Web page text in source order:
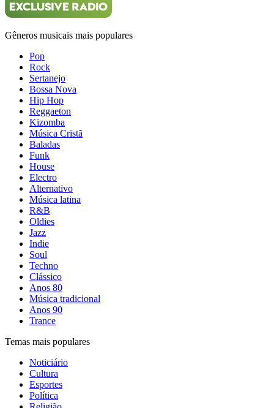
Gêneros musicais mais populares
Pop
Rock
Sertanejo
Bossa Nova
Hip Hop
Reggaeton
Kizomba
Música Cristã
Baladas
Funk
House
Electro
Alternativo
Música latina
R&B
Oldies
Jazz
Indie
Soul
Techno
Clássico
Anos 80
Música tradicional
Anos 90
Trance
Temas mais populares
Noticiário
Cultura
Esportes
Política